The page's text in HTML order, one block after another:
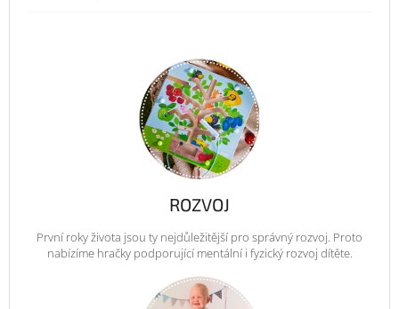
ROZVOJ
První roky života jsou ty nejdůležitější pro správný rozvoj. Proto
nabízíme hračky podporující mentální i fyzický rozvoj dítěte.